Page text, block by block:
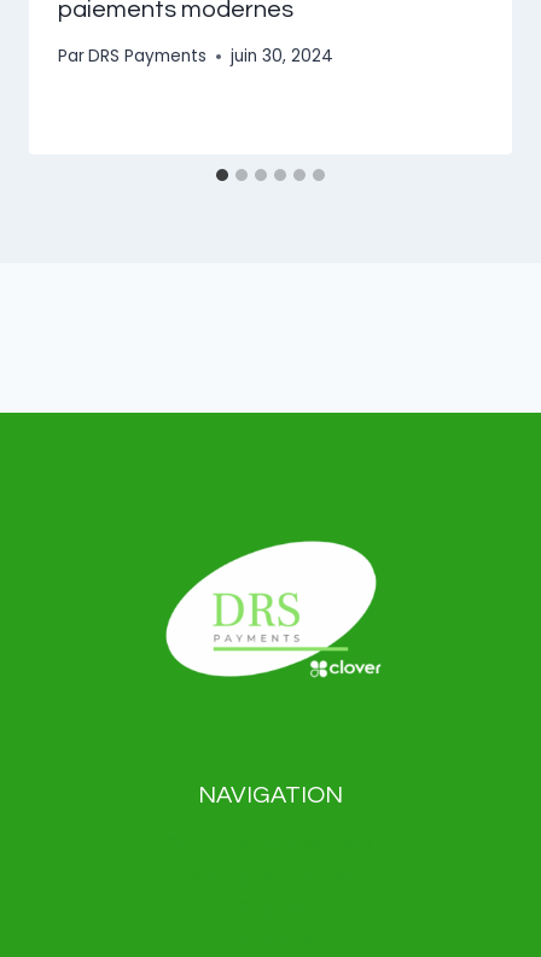
paiements modernes
ParDRS Payments juin 30, 2024
NAVIGATION